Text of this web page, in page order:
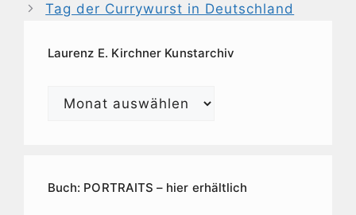
Tag der Currywurst in Deutschland
Laurenz E. Kirchner Kunstarchiv
Laurenz
Buch: PORTRAITS – hier erhältlich